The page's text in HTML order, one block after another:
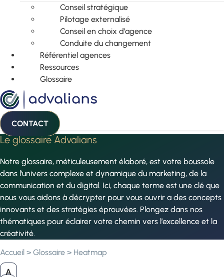
Conseil stratégique
Pilotage externalisé
Conseil en choix d’agence
Conduite du changement
Référentiel agences
Ressources
Glossaire
CONTACT
Le glossaire Advalians
Notre glossaire, méticuleusement élaboré, est votre boussole
dans l’univers complexe et dynamique du marketing, de la
communication et du digital. Ici, chaque terme est une clé que
nous vous aidons à décrypter pour vous ouvrir a des concepts
innovants et des stratégies éprouvées. Plongez dans nos
thématiques pour éclairer votre chemin vers l’excellence et la
créativité.
Accueil > Glossaire > Heatmap
A